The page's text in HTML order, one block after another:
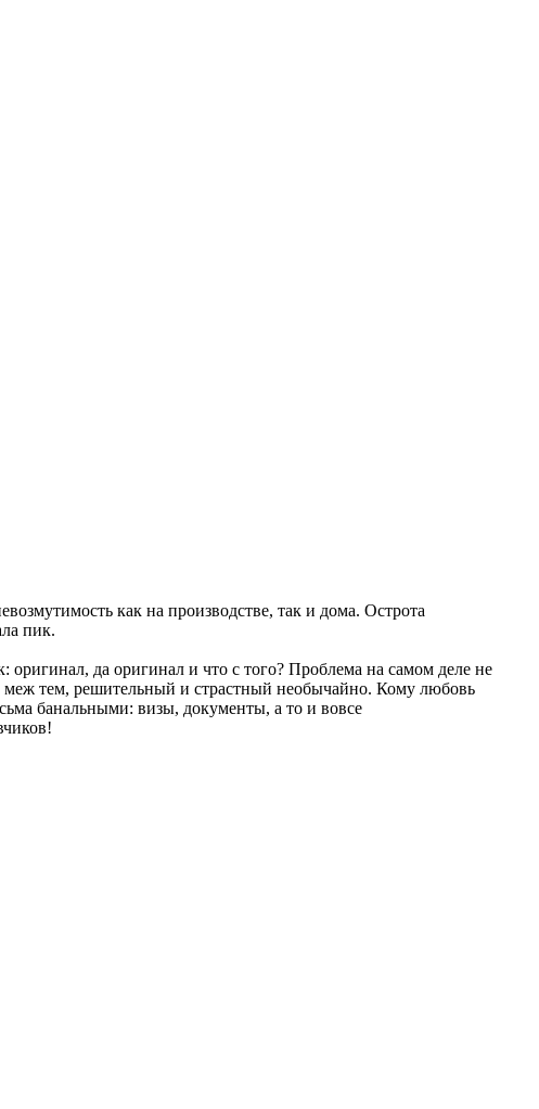
как на производстве, так и дома. Острота
пик.
оригинал, да оригинал и что с того? Проблема на самом деле не
меж тем, решительный и страстный необычайно. Кому любовь
банальными: визы, документы, а то и вовсе